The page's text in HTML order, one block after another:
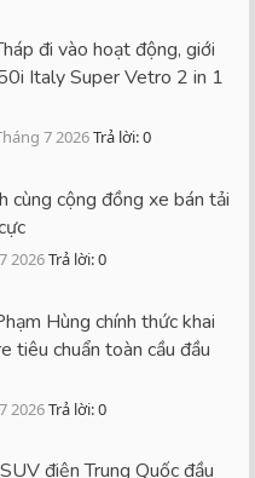
đi vào hoạt động, giới
Italy Super Vetro 2 in 1
7 2026Trả lời: 0
cùng cộng đồng xe bán tải
2026Trả lời: 0
Hùng chính thức khai
tiêu chuẩn toàn cầu đầu
2026Trả lời: 0
điện Trung Quốc đầu